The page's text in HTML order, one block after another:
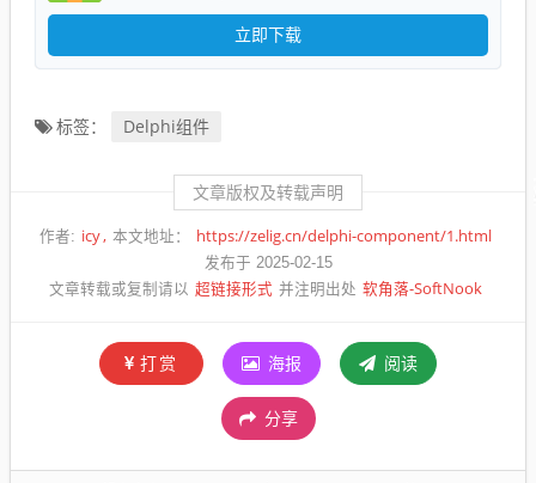
立即下载
标签： Delphi组件
文章版权及转载声明
作者: icy 本文地址： https://zelig.cn/delphi-component/1.html
发布于 2025-02-15
文章转载或复制请以 超链接形式 并注明出处 软角落-SoftNook
打赏 海报 阅读
分享